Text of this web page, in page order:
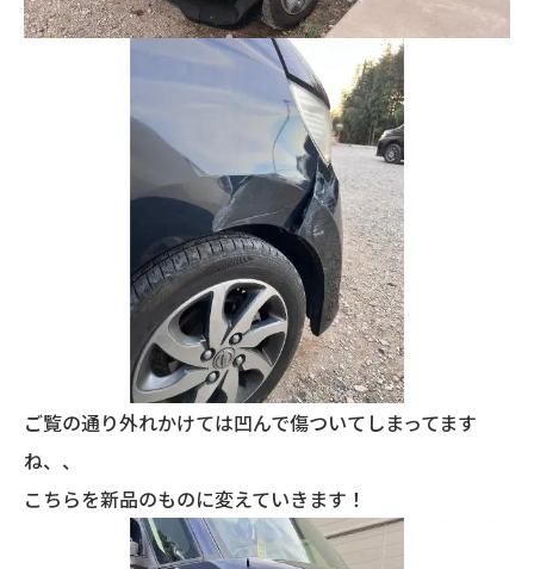
ご覧の通り外れかけては凹んで傷ついてしまってます
ね、、
こちらを新品のものに変えていきます！